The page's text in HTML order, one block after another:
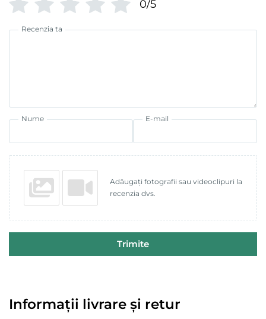
0/5
Recenzia ta
Nume E-mail
Adăugați fotografii sau videoclipuri la
recenzia dvs.
Trimite
Informații livrare și retur